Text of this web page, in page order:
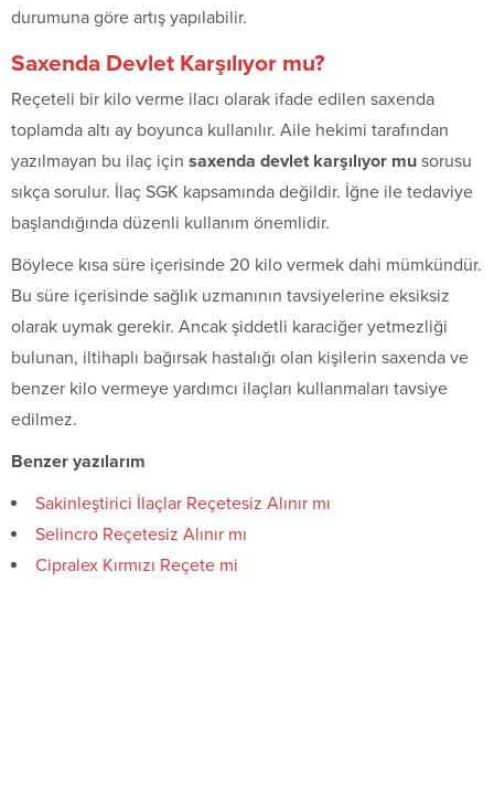
durumuna göre artış yapılabilir.
Saxenda Devlet Karşılıyor mu?
Reçeteli bir kilo verme ilacı olarak ifade edilen saxenda
toplamda altı ay boyunca kullanılır. Aile hekimi tarafından
yazılmayan bu ilaç için saxenda devlet karşılıyor mu sorusu
sıkça sorulur. İlaç SGK kapsamında değildir. İğne ile tedaviye
başlandığında düzenli kullanım önemlidir.
Böylece kısa süre içerisinde 20 kilo vermek dahi mümkündür.
Bu süre içerisinde sağlık uzmanının tavsiyelerine eksiksiz
olarak uymak gerekir. Ancak şiddetli karaciğer yetmezliği
bulunan, iltihaplı bağırsak hastalığı olan kişilerin saxenda ve
benzer kilo vermeye yardımcı ilaçları kullanmaları tavsiye
edilmez.
Benzer yazılarım
Sakinleştirici İlaçlar Reçetesiz Alınır mı
Selincro Reçetesiz Alınır mı
Cipralex Kırmızı Reçete mi